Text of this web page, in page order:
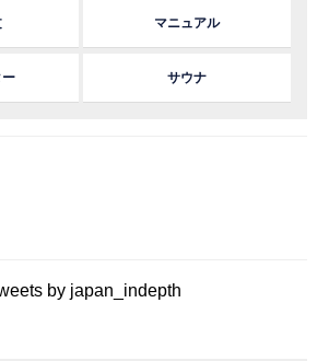
マニュアル
サウナ
by japan_indepth